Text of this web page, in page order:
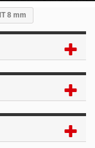
8 mm